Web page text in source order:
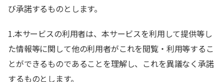
び承諾するものとします。
1.本サービスの利用者は、本サービスを利用して提供等し
た情報等に関して他の利用者がこれを閲覧・利用等するこ
とができるものであることを理解し、これを異議なく承諾
するものとします。